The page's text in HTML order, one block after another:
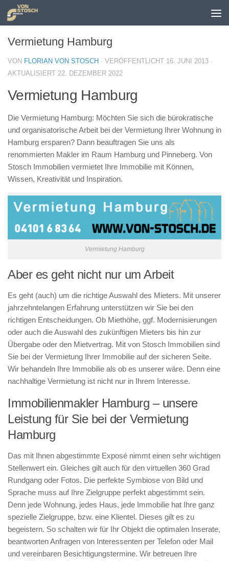
Zum Inhalt springen
Vermietung Hamburg
VON FLORIAN VON STOSCH · VERÖFFENTLICHT 16. JUNI 2013 ·
AKTUALISIERT 22. DEZEMBER 2022
Vermietung Hamburg
Die Vermietung Hamburg: Möchten Sie sich die bürokratische
und organisatorische Arbeit bei der Vermietung Ihrer Wohnung in
Hamburg ersparen? Dann beauftragen Sie uns als
renommierten Makler im Raum Hamburg und Pinneberg. Von
Stosch Immobilien vermietet Ihre Immobilie mit Können,
Wissen, Kreativität und Inspiration.
Vermietung Hamburg
Aber es geht nicht nur um Arbeit
Es geht (auch) um die richtige Auswahl des Mieters. Mit unserer
jahrzehntelangen Erfahrung unterstützen wir Sie bei den
richtigen Entscheidungen. Ob Miethöhe, ggf. Modernisierungen
oder auch die Auswahl des zukünftigen Mieters bis hin zur
Übergabe oder den Mietvertrag. Mit von Stosch Immobilien sind
Sie bei der Vermietung Ihrer Immobilie auf der sicheren Seite.
Wir behandeln Ihre Immobilie als ob es unserer wäre. Denn eine
nachhaltige Vermietung ist nicht nur in Ihrem Interesse.
Immobilienmakler Hamburg – unsere
Leistung für Sie bei der Vermietung
Hamburg
Das mit Ihnen abgestimmte Exposé nimmt einen sehr wichtigen
Stellenwert ein. Gleiches gilt auch für den virtuellen 360 Grad
Rundgang oder Fotos. Die perfekte Symbiose von Bild und
Sprache muss auf Ihre Zielgruppe perfekt abgestimmt sein.
Denn jede Wohnung, jedes Haus, jede Immobilie hat Ihre ganz
spezielle Zielgruppe, bzw. eine Klientel. Dieses gilt es zu
begeistern. So schalten wir für Ihr Objekt die optimalen Inserate,
beantworten Anfragen von Interessenten per Telefon oder Mail
und vereinbaren Besichtigungstermine. Wir betreuen Ihre